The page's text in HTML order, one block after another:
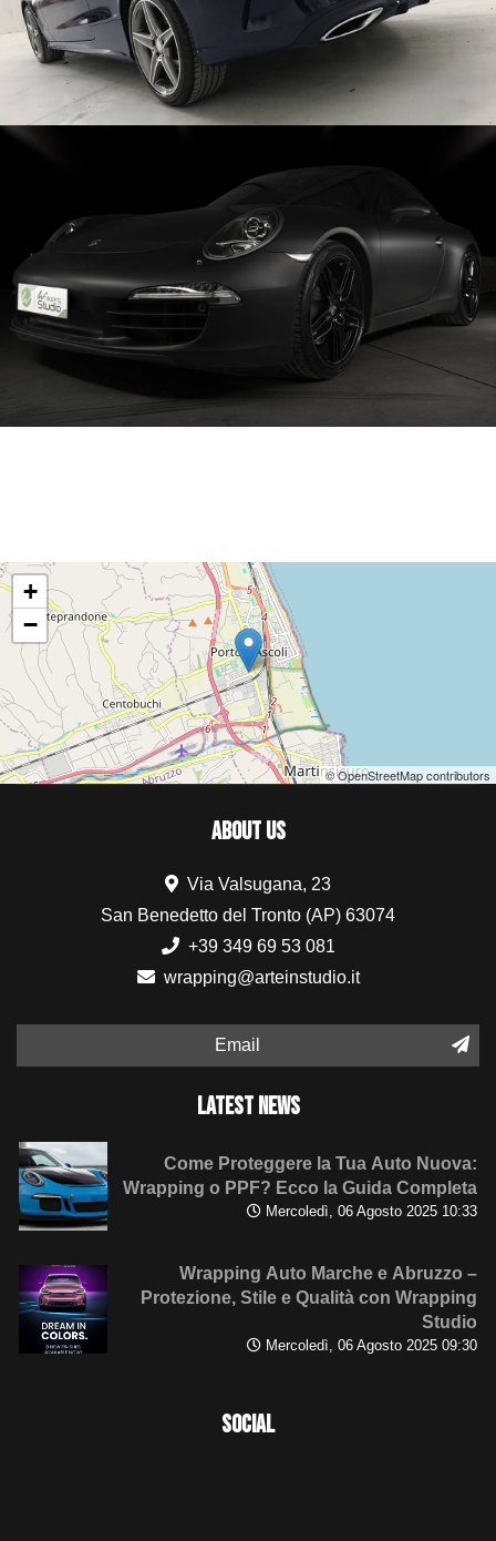
+
−
© OpenStreetMap contributors
ABOUT US
Via Valsugana, 23
San Benedetto del Tronto (AP) 63074
+39 349 69 53 081
wrapping@arteinstudio.it
Email
LATEST NEWS
Come Proteggere la Tua Auto Nuova:
Wrapping o PPF? Ecco la Guida Completa
Mercoledì, 06 Agosto 2025 10:33
Wrapping Auto Marche e Abruzzo –
Protezione, Stile e Qualità con Wrapping
Studio
Mercoledì, 06 Agosto 2025 09:30
SOCIAL